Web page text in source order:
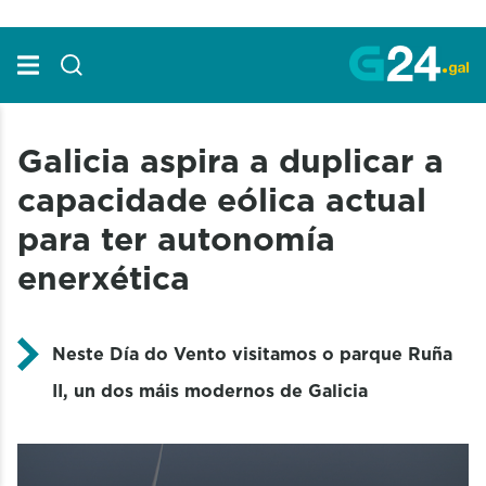
Galicia aspira a duplicar a
capacidade eólica actual
para ter autonomía
enerxética
Neste Día do Vento visitamos o parque Ruña
II, un dos máis modernos de Galicia